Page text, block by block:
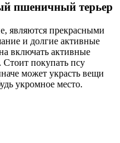
пшеничный терьер
являются прекрасными
и долгие активные
включать активные
Стоит покупать псу
может украсть вещи
укромное место.